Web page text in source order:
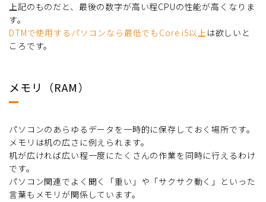
上記のものだと、最後の数字が高い程CPUの性能が高くなりま
す。
DTMで使用するパソコンなら最低でもCore i5以上は欲しいと
ころです。
メモリ（RAM）
パソコンのあらゆるデータを一時的に保存しておく場所です。
メモリは机の広さに例えられます。
机が広ければ広い程一度にたくさんの作業を同時に行えるわけ
です。
パソコン関連でよく聞く「重い」や「サクサク動く」といった
言葉もメモリが関係しています。